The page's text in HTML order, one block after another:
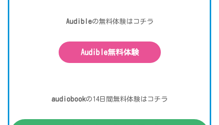
Audibleの無料体験はコチラ
Audible無料体験
audiobookの14日間無料体験はコチラ